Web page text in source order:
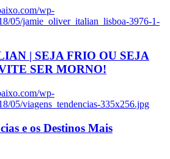
wp-
05/jamie_oliver_italian_lisboa-3976-1-
| SEJA FRIO OU SEJA
SER MORNO!
wp-
05/viagens_tendencias-335x256.jpg
e os Destinos Mais